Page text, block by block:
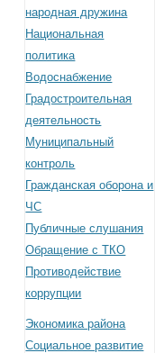
народная дружина
Национальная
политика
Водоснабжение
Градостроительная
деятельность
Муниципальный
контроль
Гражданская оборона и
ЧС
Публичные слушания
Обращение с ТКО
Противодействие
коррупции
Экономика района
Социальное развитие